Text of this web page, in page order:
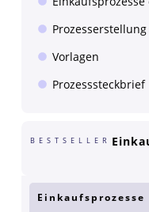
Vorlagen
Prozesssteckbrief
BESTSELLER